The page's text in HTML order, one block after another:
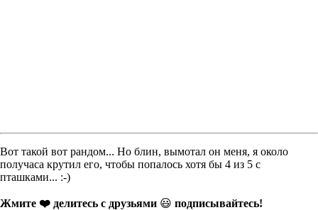
Вот такой вот рандом... Но блин, вымотал он меня, я около
получаса крутил его, чтобы попалось хотя бы 4 из 5 с
пташками... :-)
Жмите ❤️ делитесь с друзьями 😃 подписывайтесь!